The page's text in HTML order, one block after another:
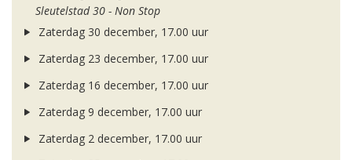
Sleutelstad 30 - Non Stop
Zaterdag 30 december, 17.00 uur
Zaterdag 23 december, 17.00 uur
Zaterdag 16 december, 17.00 uur
Zaterdag 9 december, 17.00 uur
Zaterdag 2 december, 17.00 uur